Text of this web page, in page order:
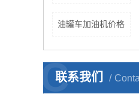
油罐车加油机价格
联系我们
C